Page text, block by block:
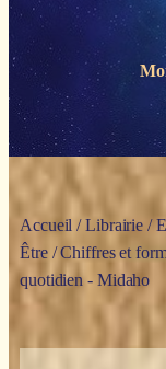
Accueil /Librairie /
Être/ Chiffres et
quotidien - Midaho